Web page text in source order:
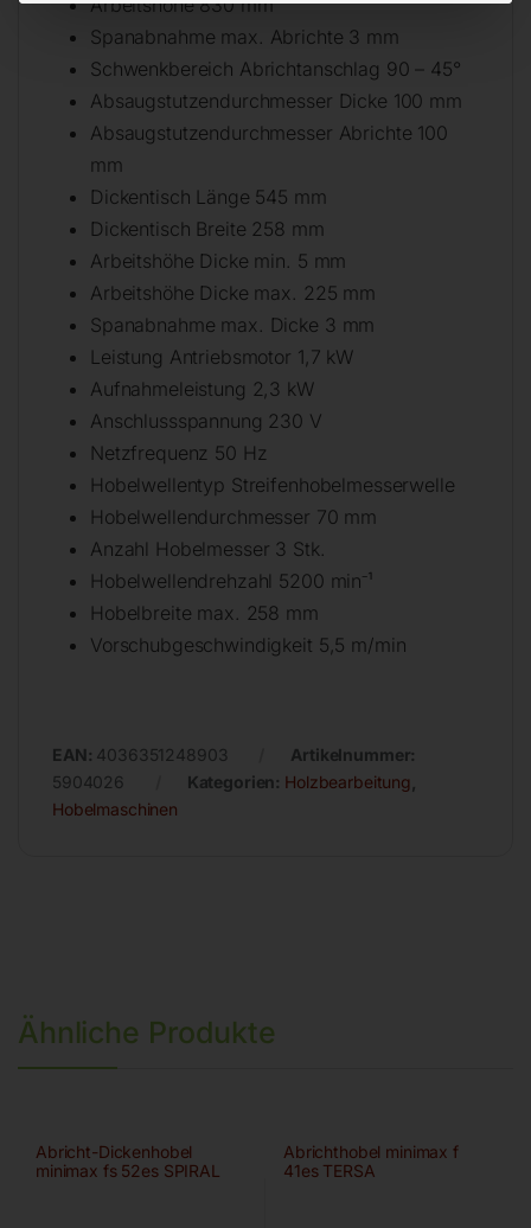
Arbeitshöhe 830 mm
Spanabnahme max. Abrichte 3 mm
Schwenkbereich Abrichtanschlag 90 – 45°
Absaugstutzendurchmesser Dicke 100 mm
Absaugstutzendurchmesser Abrichte 100
mm
Dickentisch Länge 545 mm
Dickentisch Breite 258 mm
Arbeitshöhe Dicke min. 5 mm
Arbeitshöhe Dicke max. 225 mm
Spanabnahme max. Dicke 3 mm
Leistung Antriebsmotor 1,7 kW
Aufnahmeleistung 2,3 kW
Anschlussspannung 230 V
Netzfrequenz 50 Hz
Hobelwellentyp Streifenhobelmesserwelle
Hobelwellendurchmesser 70 mm
Anzahl Hobelmesser 3 Stk.
Hobelwellendrehzahl 5200 min⁻¹
Hobelbreite max. 258 mm
Vorschubgeschwindigkeit 5,5 m/min
EAN: 4036351248903
Artikelnummer:
5904026
Kategorien: Holzbearbeitung
Hobelmaschinen
Ähnliche Produkte
Abricht-Dickenhobel
minimax fs 52es SPIRAL
Abrichthobel minimax f
41es TERSA